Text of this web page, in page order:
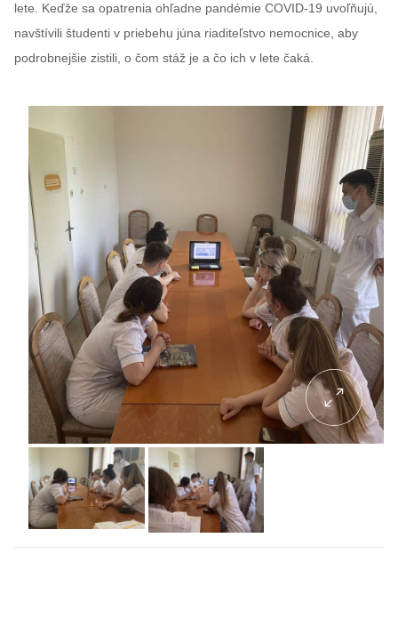
lete. Keďže sa opatrenia ohľadne pandémie COVID-19 uvoľňujú,
navštívili študenti v priebehu júna riaditeľstvo nemocnice, aby
podrobnejšie zistili, o čom stáž je a čo ich v lete čaká.